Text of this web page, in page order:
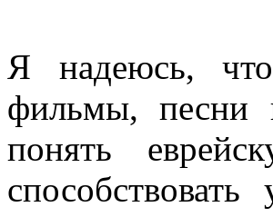
Я надеюсь,
фильмы, песни
понять